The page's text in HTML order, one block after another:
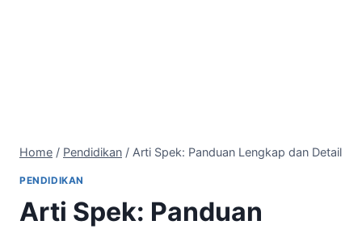
Home / Pendidikan / Arti Spek: Panduan Lengkap dan Detail
PENDIDIKAN
Arti Spek: Panduan